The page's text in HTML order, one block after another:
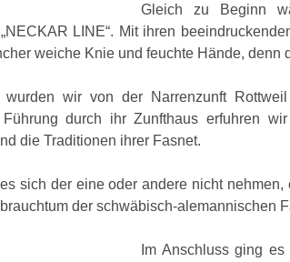
Gleich zu Beginn
LINE“. Mit ihren
weiche Knie und feuchte Hände, denn
wurden wir von der Narrenzunft
Führung durch ihr Zunfthaus erfuhren
die Traditionen ihrer Fasnet.
sich der eine oder andere nicht
der schwäbisch-alemannischen
Im Anschluss ging